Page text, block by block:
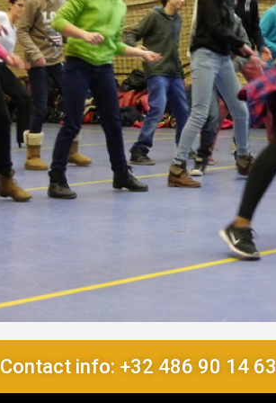
Contact info: +32 486 90 14 63